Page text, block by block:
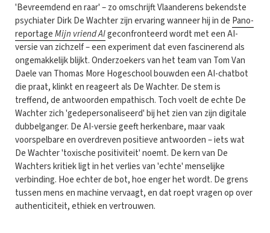
'Bevreemdend en raar' – zo omschrijft Vlaanderens bekendste
psychiater Dirk De Wachter zijn ervaring wanneer hij in de Pano-
reportageMijn vriend AIgeconfronteerd wordt met een AI-
versie van zichzelf – een experiment dat even fascinerend als
ongemakkelijk blijkt. Onderzoekers van het team van Tom Van
Daele van Thomas More Hogeschool bouwden een AI-chatbot
die praat, klinkt en reageert als De Wachter. De stem is
treffend, de antwoorden empathisch. Toch voelt de echte De
Wachter zich 'gedepersonaliseerd' bij het zien van zijn digitale
dubbelganger. De AI-versie geeft herkenbare, maar vaak
voorspelbare en overdreven positieve antwoorden – iets wat
De Wachter 'toxische positiviteit' noemt. De kern van De
Wachters kritiek ligt in het verlies van 'echte' menselijke
verbinding. Hoe echter de bot, hoe enger het wordt. De grens
tussen mens en machine vervaagt, en dat roept vragen op over
authenticiteit, ethiek en vertrouwen.